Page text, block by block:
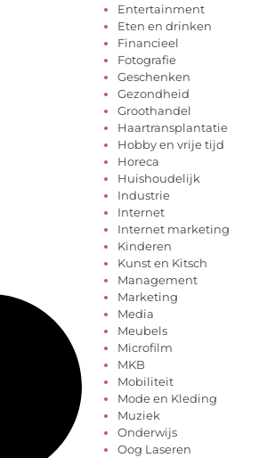
Entertainment
Eten en drinken
Financieel
Fotografie
Geschenken
Gezondheid
Groothandel
Haartransplantatie
Hobby en vrije tijd
Horeca
Huishoudelijk
Industrie
Internet
Internet marketing
Kinderen
Kunst en Kitsch
Management
Marketing
Media
Meubels
Microfilm
MKB
Mobiliteit
Mode en Kleding
Muziek
Onderwijs
Oog Laseren